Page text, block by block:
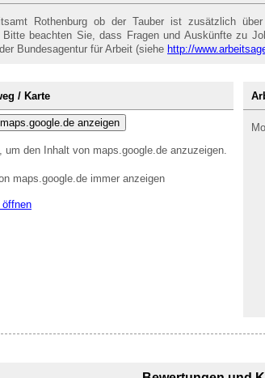
Rothenburg ob der Tauber ist zusätzlich
Bitte beachten Sie, dass Fragen und Auskünfte zu
Bundesagentur für Arbeit (siehe http://
/ Karte
anzeigen
um den Inhalt von maps.google.de anzuzeigen.
maps.google.de immer anzeigen
öffnen